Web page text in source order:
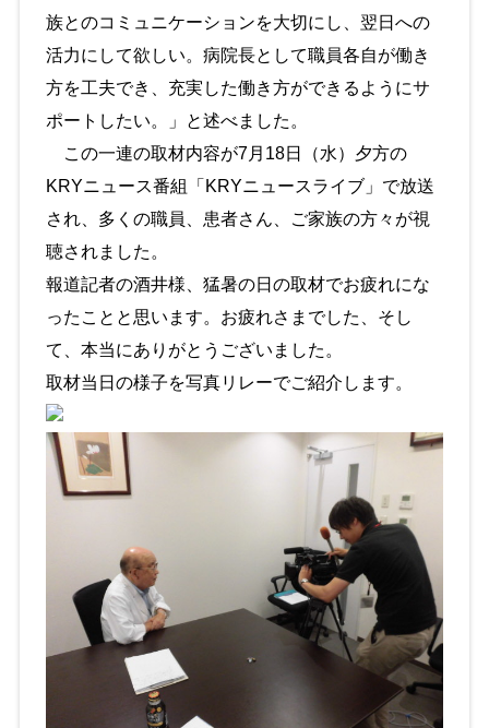
族とのコミュニケーションを大切にし、翌日への
活力にして欲しい。病院長として職員各自が働き
方を工夫でき、充実した働き方ができるようにサ
ポートしたい。」と述べました。
この一連の取材内容が7月18日（水）夕方の
KRYニュース番組「KRYニュースライブ」で放送
され、多くの職員、患者さん、ご家族の方々が視
聴されました。
報道記者の酒井様、猛暑の日の取材でお疲れにな
ったことと思います。お疲れさまでした、そし
て、本当にありがとうございました。
取材当日の様子を写真リレーでご紹介します。